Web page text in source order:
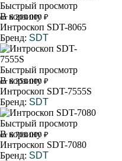
Быстрый просмотр
В корзину
от 6 200 000 ₽
Интроскоп SDT-8065
Бренд: SDT
Быстрый просмотр
В корзину
от 6 350 000 ₽
Интроскоп SDT-7555S
Бренд: SDT
Быстрый просмотр
В корзину
от 6 700 000 ₽
Интроскоп SDT-7080
Бренд: SDT